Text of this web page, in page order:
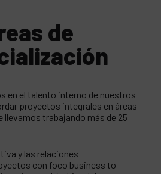
de
en el talento interno de nuestros
proyectos integrales en áreas
llevamos trabajando más de 25
y las relaciones
con foco business to